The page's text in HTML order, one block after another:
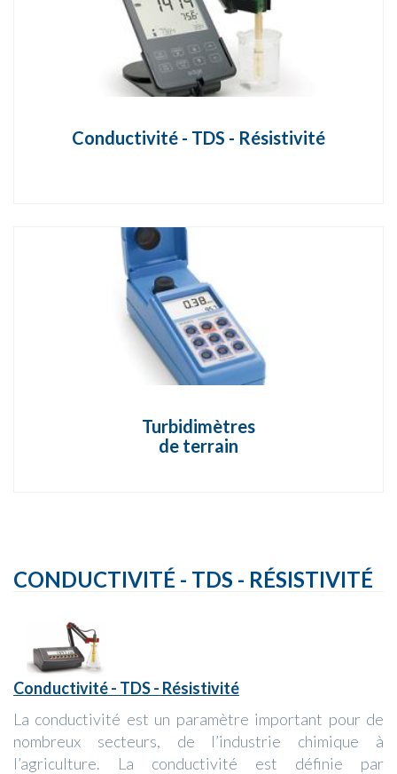
Conductivité - TDS - Résistivité
Turbidimètres
de terrain
CONDUCTIVITÉ - TDS - RÉSISTIVITÉ
Conductivité - TDS - Résistivité
La conductivité est un paramètre important pour de
nombreux secteurs, de l’industrie chimique à
l’agriculture. La conductivité est définie par